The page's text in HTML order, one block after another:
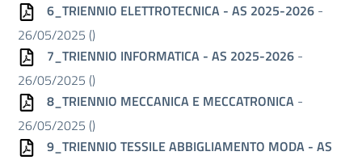
6_TRIENNIO ELETTROTECNICA - AS 2025-2026 -
26/05/2025 ()
7_TRIENNIO INFORMATICA - AS 2025-2026 -
26/05/2025 ()
8_TRIENNIO MECCANICA E MECCATRONICA -
26/05/2025 ()
9_TRIENNIO TESSILE ABBIGLIAMENTO MODA - AS